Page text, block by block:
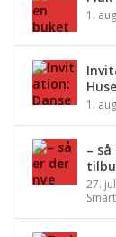
1.
1.
–
27.